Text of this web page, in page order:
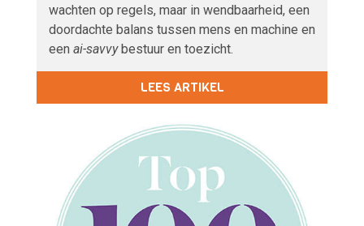
wachten op regels, maar in wendbaarheid, een
doordachte balans tussen mens en machine en
een ai-savvy bestuur en toezicht.
LEES ARTIKEL